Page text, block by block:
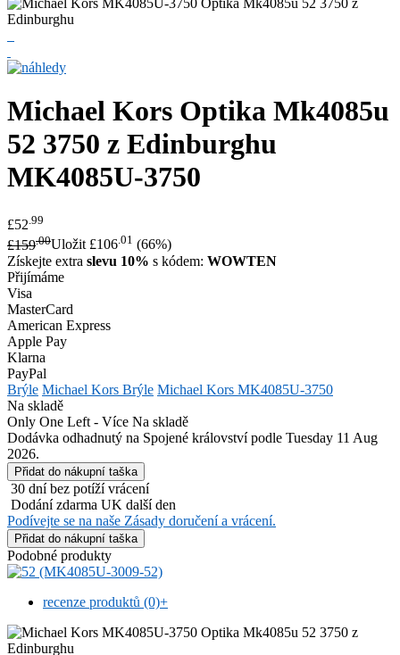
Michael Kors Optika Mk4085u
52 3750 z Edinburghu
MK4085U-3750
£52 .99
£159.00Uložit £106.01 (66%)
Získejte extra slevu 10% s kódem: WOWTEN
Přijímáme
Visa
MasterCard
American Express
Apple Pay
Klarna
PayPal
Brýle Michael Kors Brýle Michael Kors MK4085U-3750
Na skladě
Only One Left - Více Na skladě
Dodávka odhadnutý na Spojené království podle Tuesday 11 Aug
2026.
30 dní bez potíží vrácení
Dodání zdarma UK další den
Podívejte se na naše Zásady doručení a vrácení.
Podobné produkty
recenze produktů (0)+